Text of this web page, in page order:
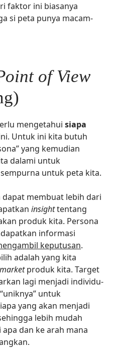
faktor ini biasanya
si peta punya macam-
of View
mengetahui siapa
Untuk ini kita butuh
yang kemudian
dalami untuk
untuk peta kita.
membuat lebih dari
insighttentang
produk kita. Persona
informasi
keputusan.
adalah yang kita
produk kita. Target
lagi menjadi individu-
untuk
yang akan menjadi
lebih mudah
dan ke arah mana